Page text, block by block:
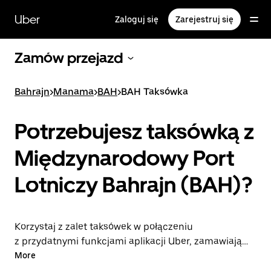
głównej
zawartości
Uber Zaloguj się Zarejestruj się
Zamów przejazd
Bahrajn>Manama>BAH>BAH Taksówka
Potrzebujesz taksówką z
Międzynarodowy Port
Lotniczy Bahrajn (BAH)?
Korzystaj z zalet taksówek w połączeniu
z przydatnymi funkcjami aplikacji Uber, zamawiając
przejazdy na lotnisko BAH lub w drugą stronę.
More